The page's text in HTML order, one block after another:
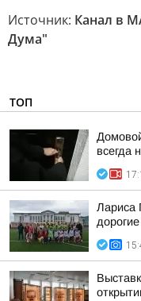
Источник: Канал в
Дума"
ТОП
всегда
Лариса